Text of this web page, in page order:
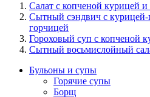
Салат с копченой курицей
Сытный сэндвич с курицей-
горчицей
Гороховый суп с копченой
Сытный восьмислойный
Бульоны и супы
Горячие супы
Борщ